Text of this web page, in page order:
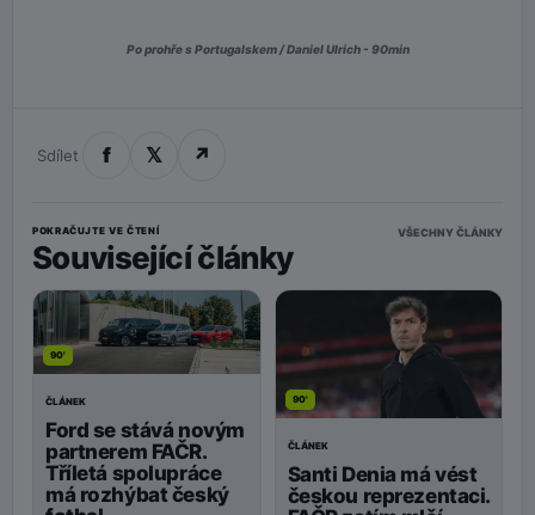
Po prohře s Portugalskem / Daniel Ulrich - 90min
Sdílet f 𝕏 ↗
POKRAČUJTE VE ČTENÍ
Související články
VŠECHNY ČLÁNKY
90'
ČLÁNEK
Ford se stává novým
partnerem FAČR.
Tříletá spolupráce
má rozhýbat český
90'
ČLÁNEK
Santi Denia má vést
českou reprezentaci.